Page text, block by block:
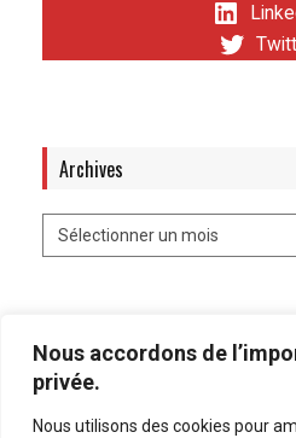
Nous accordons de
privée.
Nous utilisons des cookies pour
Archives